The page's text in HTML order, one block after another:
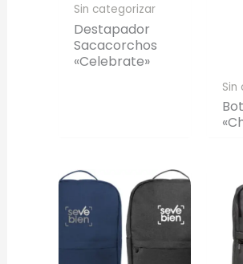
Sin categorizar
Destapador
Sacacorchos
«Celebrate»